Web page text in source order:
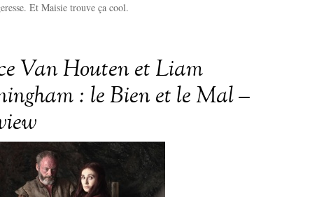
Et Maisie trouve ça cool.
Van Houten et Liam
: le Bien et le Mal –